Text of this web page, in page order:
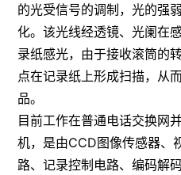
的光受信号的调制，光的强
化。该光线经透镜、光阑在
录纸感光，由于接收滚筒的
点在记录纸上形成扫描，从
品。
目前工作在普通电话交换网
机，是由CCD图像传感器、
路、记录控制电路、编码解